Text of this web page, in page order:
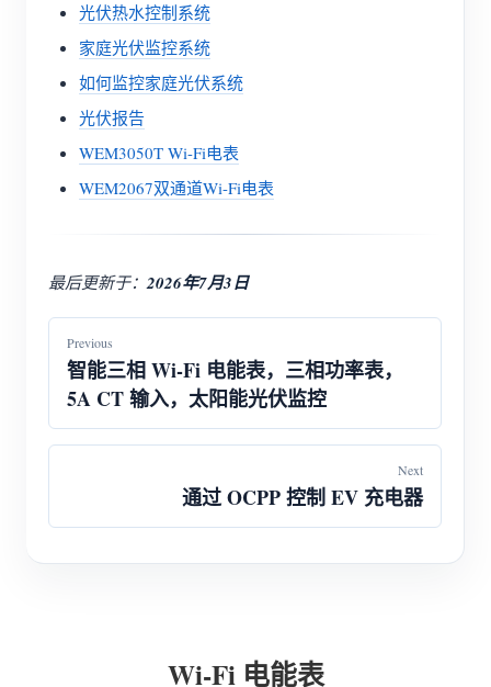
光伏热水控制系统
家庭光伏监控系统
如何监控家庭光伏系统
光伏报告
WEM3050T Wi-Fi电表
WEM2067双通道Wi-Fi电表
最后更新于： 2026年7月3日
Previous
智能三相 Wi-Fi 电能表，三相功率表，
5A CT 输入，太阳能光伏监控
Next
通过 OCPP 控制 EV 充电器
Wi-Fi 电能表